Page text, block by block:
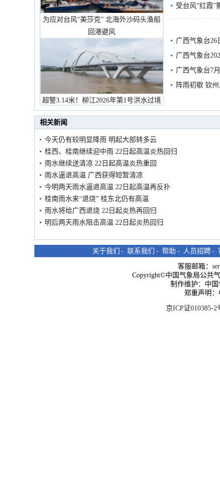
为应对台风“美莎克” 北海外沙码头渔船
回港避风
超警3.14米！柳江2026年第1号洪水过境
市民在堤岸见证汛况
受台风“红霞”
有较强降雨
广西气象台26
广西气象台
预警
广西气象台7
阵雨初歇 钦
相关新闻
今天仍有较明显降雨 明起大部转多云
桂西、桂南继续迎中雨 22日起高温炎热回归
雨水继续送清凉 22日起高温炎热重回
雨水逼退高温 广西获得短暂清凉
今明两天雨水逼退高温 22日起高温再反扑
桂南雨水来“退烧” 桂东北仍有高温
雨水将给广西退烧 22日起炎热再回归
明后两天雨水阻击高温 22日起炎热回归
关于我们 - 联系我们 - 帮助 - 人员招聘 -
客服邮箱：
Copyright©中国气象局公共
制作维护：中
郑重声明
京ICP证010385-2